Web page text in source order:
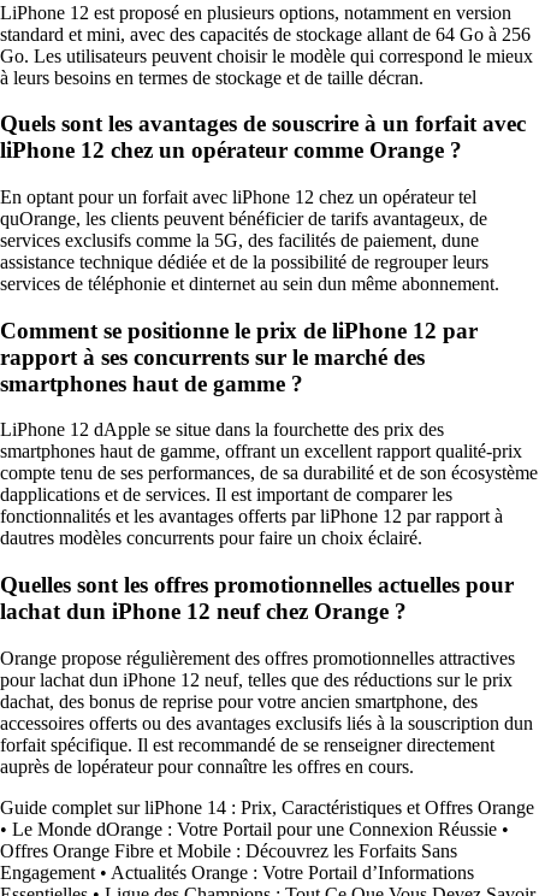
LiPhone 12 est proposé en plusieurs options, notamment en version
standard et mini, avec des capacités de stockage allant de 64 Go à 256
Go. Les utilisateurs peuvent choisir le modèle qui correspond le mieux
à leurs besoins en termes de stockage et de taille décran.
Quels sont les avantages de souscrire à un forfait avec
liPhone 12 chez un opérateur comme Orange ?
En optant pour un forfait avec liPhone 12 chez un opérateur tel
quOrange, les clients peuvent bénéficier de tarifs avantageux, de
services exclusifs comme la 5G, des facilités de paiement, dune
assistance technique dédiée et de la possibilité de regrouper leurs
services de téléphonie et dinternet au sein dun même abonnement.
Comment se positionne le prix de liPhone 12 par
rapport à ses concurrents sur le marché des
smartphones haut de gamme ?
LiPhone 12 dApple se situe dans la fourchette des prix des
smartphones haut de gamme, offrant un excellent rapport qualité-prix
compte tenu de ses performances, de sa durabilité et de son écosystème
dapplications et de services. Il est important de comparer les
fonctionnalités et les avantages offerts par liPhone 12 par rapport à
dautres modèles concurrents pour faire un choix éclairé.
Quelles sont les offres promotionnelles actuelles pour
lachat dun iPhone 12 neuf chez Orange ?
Orange propose régulièrement des offres promotionnelles attractives
pour lachat dun iPhone 12 neuf, telles que des réductions sur le prix
dachat, des bonus de reprise pour votre ancien smartphone, des
accessoires offerts ou des avantages exclusifs liés à la souscription dun
forfait spécifique. Il est recommandé de se renseigner directement
auprès de lopérateur pour connaître les offres en cours.
Guide complet sur liPhone 14 : Prix, Caractéristiques et Offres Orange
• Le Monde dOrange : Votre Portail pour une Connexion Réussie •
Offres Orange Fibre et Mobile : Découvrez les Forfaits Sans
Engagement • Actualités Orange : Votre Portail d’Informations